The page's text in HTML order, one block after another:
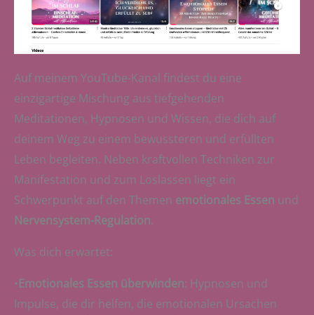
Auf meinem YouTube-Kanal findest du eine
einzigartige Mischung aus tiefgehenden
Meditationen, Hypnosen und Wissen, die dich auf
deinem Weg zu einem bewussteren und erfüllten
Leben begleiten. Neben kraftvollen Techniken zur
Manifestation und zum Loslassen liegt ein
Schwerpunkt auf den Themen emotionales Essen und
Nervensystem-Regulation.
Was dich erwartet:
•Emotionales Essen überwinden: Hypnosen und
Impulse, die dir helfen, die emotionalen Ursachen